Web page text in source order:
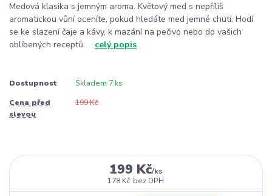
Medová klasika s jemným aroma. Květový med s nepříliš
aromatickou vůní oceníte, pokud hledáte med jemné chuti. Hodí
se ke slazení čaje a kávy, k mazání na pečivo nebo do vašich
oblíbených receptů. celý popis
Dostupnost Skladem 7 ks
Cena před
slevou
199 Kč
199 Kč/ks
178 Kč bez DPH